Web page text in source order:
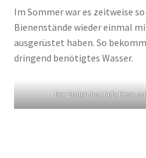
Im Sommer war es zeitweise
Bienenstände wieder einmal
ausgerüstet haben. So
dringend benötigtes Wasser.
Der Boden hat tiefe Risse